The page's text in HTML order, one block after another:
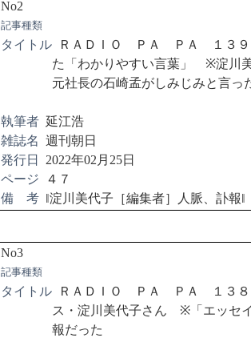
No2
記事種類
タイトル
ＲＡＤＩＯ ＰＡ ＰＡ １３９
た「わかりやすい言葉」 ※淀川
元社長の石崎孟がしみじみと言っ
執筆者 延江浩
雑誌名 週刊朝日
発行日
2022年02 月 25日
ページ
４７
備 考 ‖淀川美代子［編集者］人脈、訃報‖
No3
記事種類
タイトル
ＲＡＤＩＯ ＰＡ ＰＡ １３８
ス・淀川美代子さん ※「エッセ
報だった